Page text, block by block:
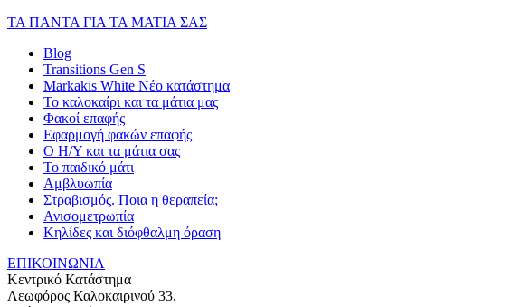
ΤΑ ΠΑΝΤΑ ΓΙΑ ΤΑ ΜΑΤΙΑ ΣΑΣ
Blog
Transitions Gen S
Markakis White Νέο κατάστημα
Το καλοκαίρι και τα μάτια μας
Φακοί επαφής
Εφαρμογή φακών επαφής
Ο Η/Υ και τα μάτια σας
Το παιδικό μάτι
Αμβλυωπία
Στραβισμός. Ποια η θεραπεία;
Ανισομετρωπία
Κηλίδες και διόφθαλμη όραση
ΕΠΙΚΟΙΝΩΝΙΑ
Κεντρικό Κατάστημα
Λεωφόρος Καλοκαιρινού 33,